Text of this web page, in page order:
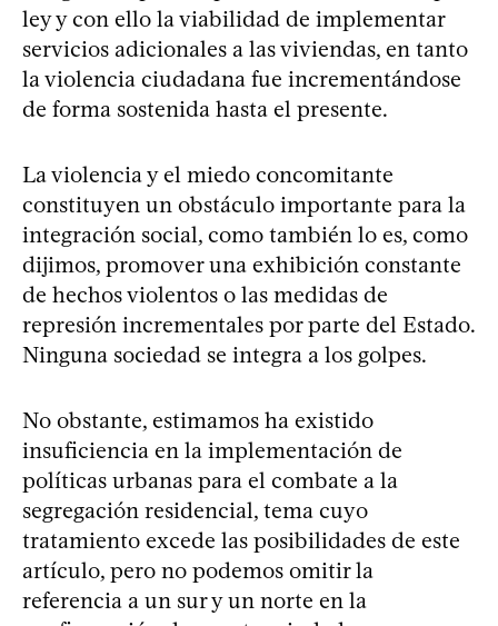
ley y con ello la viabilidad de implementar
servicios adicionales a las viviendas, en tanto
la violencia ciudadana fue incrementándose
de forma sostenida hasta el presente.
La violencia y el miedo concomitante
constituyen un obstáculo importante para la
integración social, como también lo es, como
dijimos, promover una exhibición constante
de hechos violentos o las medidas de
represión incrementales por parte del Estado.
Ninguna sociedad se integra a los golpes.
No obstante, estimamos ha existido
insuficiencia en la implementación de
políticas urbanas para el combate a la
segregación residencial, tema cuyo
tratamiento excede las posibilidades de este
artículo, pero no podemos omitir la
referencia a un sur y un norte en la